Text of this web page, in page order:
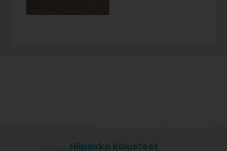
Hiipakka kalusteet